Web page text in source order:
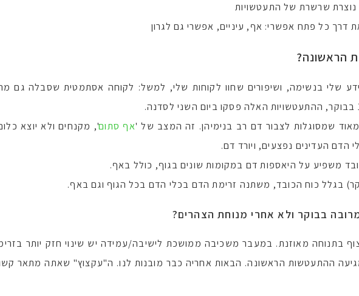
נוצרת שרשרת של התעטשויות
דרך כל פתח אפשרי: אף, עיניים, אפשרי גם לגרון
הראשונה?
שלי בנשימה, ושיפורים שחוו לקוחות שלי, למשל: לקוחה אסתמטית שסבלה גם
שמסוגלות לצבור דם רב בנימיהן. זה המצב של 'אף סתום', מקנחים ולא יוצא
הדם העדינים נפצעים, ויורד דם.
משפיע על היאספות דם במקומות שונים בגוף, כולל באף.
בגלל כוח הכובד, משתנה זרימת הדם בכלי הדם בכל הגוף וגם באף.
בבוקר ולא אחרי מנוחת הצהרים?
בתנוחה מאוזנת. במעבר משכיבה ממושכת לישיבה/עמידה יש שינוי חזק יותר
ההתעטשות הראשונה. הבאות אחריה כבר מובנות לנו. ה"עקצוץ" שאתה מתאר